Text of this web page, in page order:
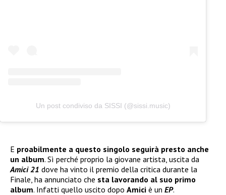
Un post condiviso da SISSI (@sissi.music)
E proabilmente a questo singolo seguirà presto anche
un album. Sì perché proprio la giovane artista, uscita da
Amici 21 dove ha vinto il premio della critica durante la
Finale, ha annunciato che sta lavorando al suo primo
album. Infatti quello uscito dopo Amici è un EP.